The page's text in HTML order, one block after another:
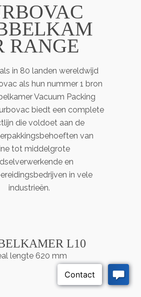
RANGE
in 80 landen wereldwijd
als hun nummer 1 bron
Vacuum Packing
biedt een complete
die voldoet aan de
van
tot middelgrote
en
in vele
industrieën.
L10
lengte 620 mm
Social Share